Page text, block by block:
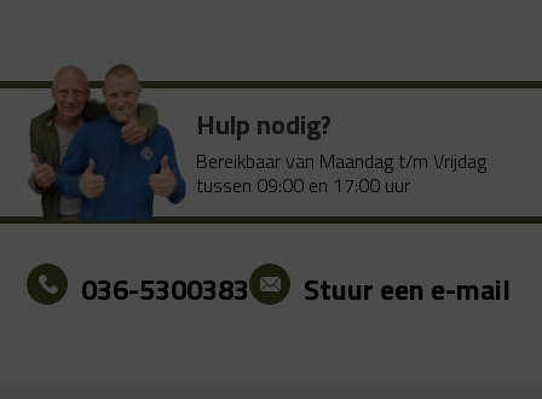
Hulp nodig?
Bereikbaar van Maandag t/m Vrijdag
tussen 09:00 en 17:00 uur
036-5300383 Stuur een e-mail